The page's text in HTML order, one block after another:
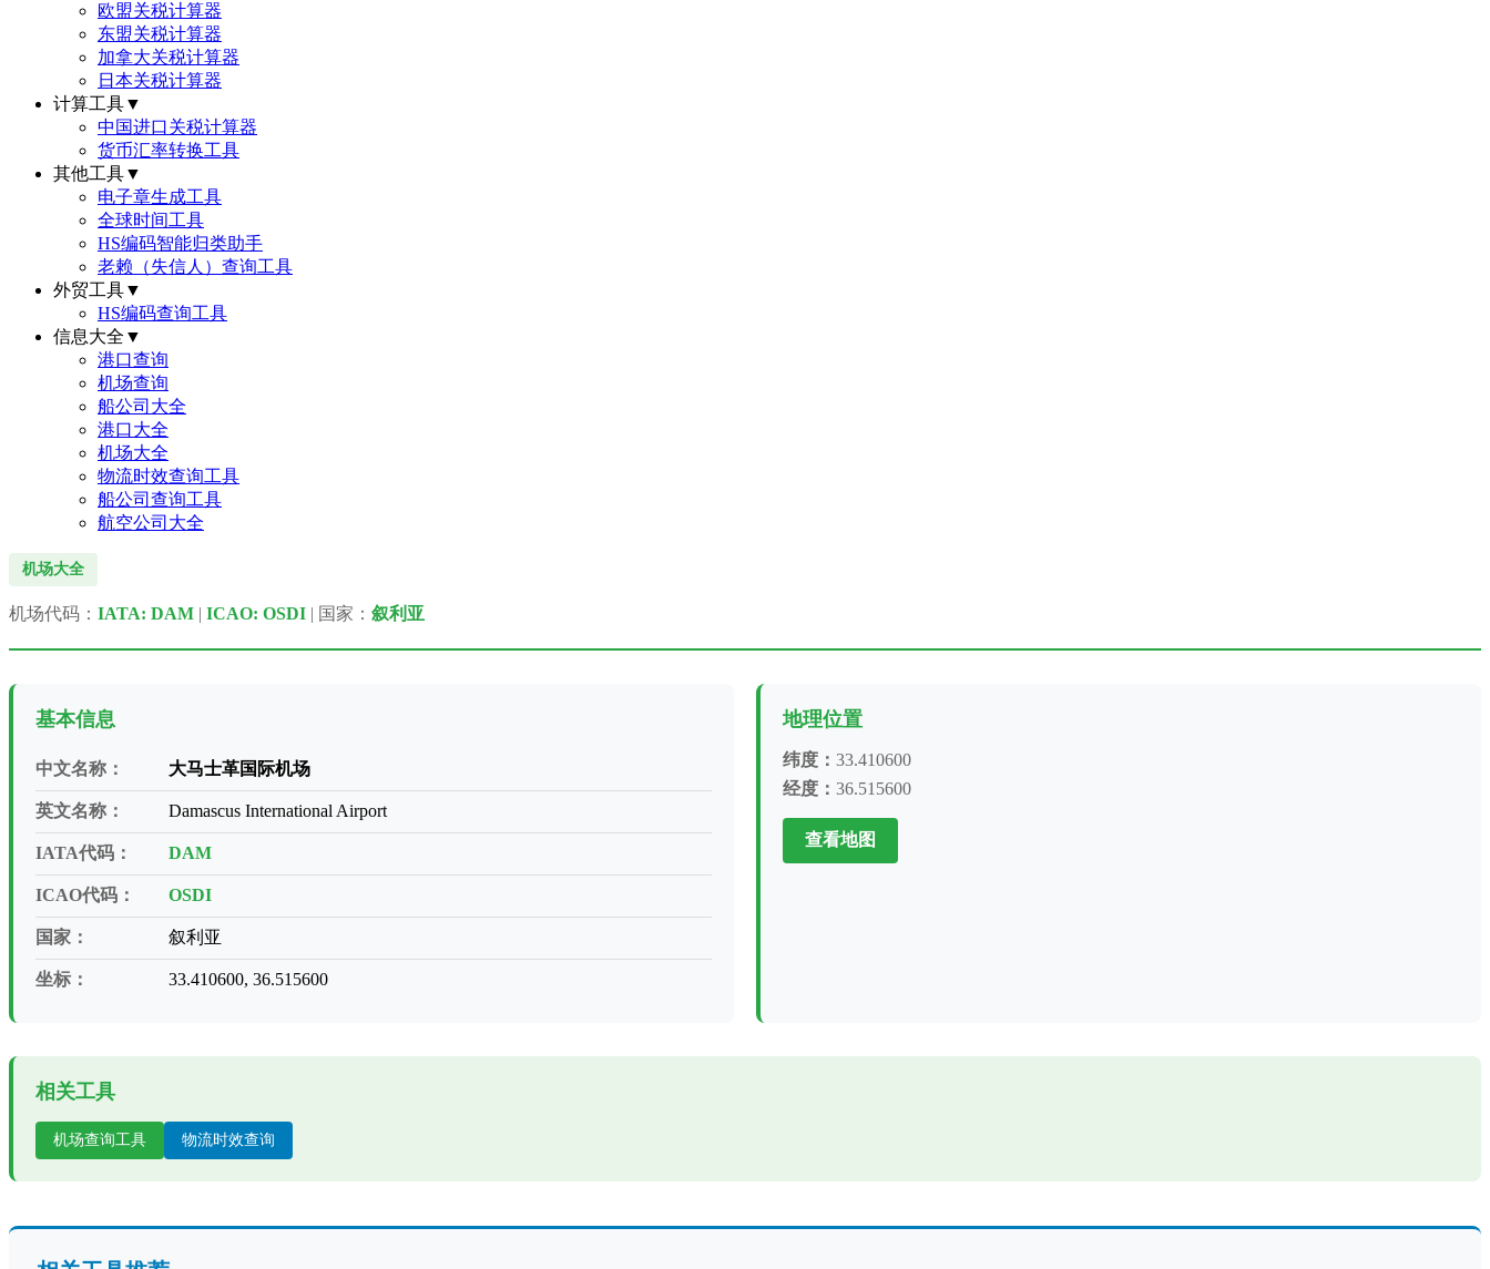
欧盟关税计算器
东盟关税计算器
加拿大关税计算器
日本关税计算器
计算工具▼
中国进口关税计算器
货币汇率转换工具
其他工具▼
电子章生成工具
全球时间工具
HS编码智能归类助手
老赖（失信人）查询工具
外贸工具▼
HS编码查询工具
信息大全 ▼
港口查询
机场查询
船公司大全
港口大全
机场大全
物流时效查询工具
船公司查询工具
航空公司大全
机场大全
机场代码： IATA: DAM | ICAO: OSDI | 国家： 叙利亚
基本信息
中文名称： 大马士革国际机场
英文名称： Damascus International Airport
IATA代码： DAM
ICAO代码： OSDI
国家： 叙利亚
坐标： 33.410600, 36.515600
地理位置
纬度： 33.410600
经度： 36.515600
查看地图
相关工具
机场查询工具 物流时效查询